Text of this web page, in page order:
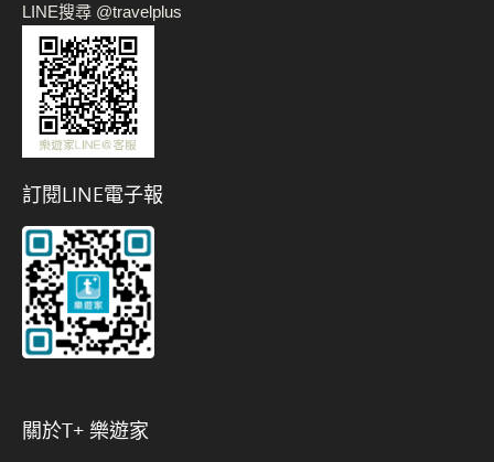
LINE搜尋 @travelplus
訂閱LINE電子報
關於t+ 樂遊家